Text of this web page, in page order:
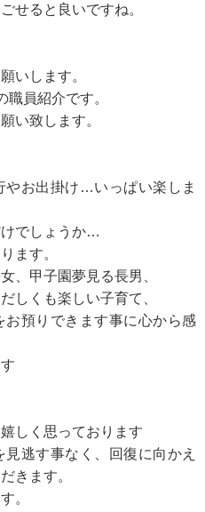
せると良いですね。
いします。
員紹介です。
い致します。
やお出掛け…いっぱい楽しま
けでしょうか…
ます。
、甲子園夢見る長男、
しくも楽しい子育て、
預りできます事に心から感
しく思っております
逃す事なく、回復に向かえ
きます。
。